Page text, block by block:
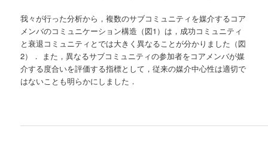
我々が行った分析から，複数のサブコミュニティを媒介するコア
メンバのコミュニケーション構造（図1）は，成功コミュニティ
と衰退コミュニティとでは大きく異なることが分かりました（図
2）． また，異なるサブコミュニティの参加者をコアメンバが媒
介する度合いを評価する指標として，従来の媒介中心性は適切で
はないことも明らかにしました．